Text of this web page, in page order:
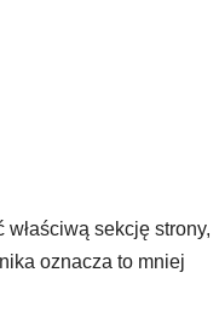
sekcję strony,
oznacza to mniej